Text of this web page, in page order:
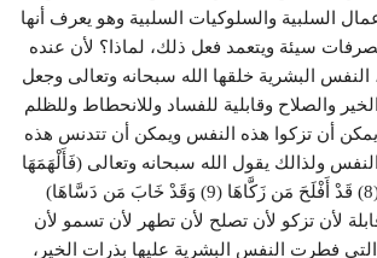
السلبية والسلوكيات السلبية وهو يعرف أنها
سيئة ويتعمد فعل ذلك، لماذا؟ لأن عنده
البشرية خلقها الله سبحانه وتعالى وجعل
والصلاح وقابلية للفساد وللانحطاط وللظلم
يمكن أن تزكوا هذه النفس ويمكن أن تتدنس هذه
ولذالك يقول الله سبحانه وتعالى (فَأَلْهَمَهَا
فُجُورَهَا وَتَقْوَاهَا (8) قَدْ أَفْلَحَ مَن زَكَّاهَا (9) وَقَدْ خَابَ مَن دَسَّاهَا)
لأن تزكو لأن تصلح لأن تطهر لأن تسمو لأن
التي فطرت النفس البشرية عليها بذرات الخير،